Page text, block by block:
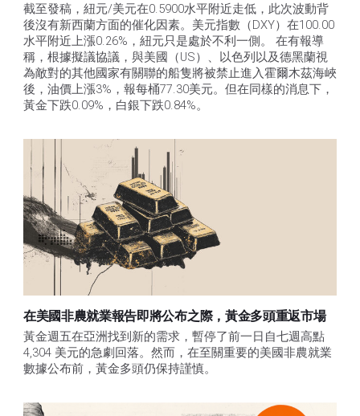
截至發稿，紐元/美元在0.5900水平附近走低，此次波動背
後沒有新西蘭方面的催化因素。美元指數（DXY）在100.00
水平附近上漲0.26%，紐元只是處於不利一側。 在有報導
稱，根據擬議協議，與美國（US）、以色列以及德黑蘭視
為敵對的其他國家有關聯的船隻將被禁止進入霍爾木茲海峽
後，油價上漲3%，報每桶77.30美元。但在同樣的消息下，
黃金下跌0.09%，白銀下跌0.84%。
在美國非農就業報告即將公布之際，黃金多頭重返市場
黃金週五在亞洲找到新的需求，暫停了前一日自七週高點
4,304 美元的急劇回落。然而，在至關重要的美國非農就業
數據公布前，黃金多頭仍保持謹慎。